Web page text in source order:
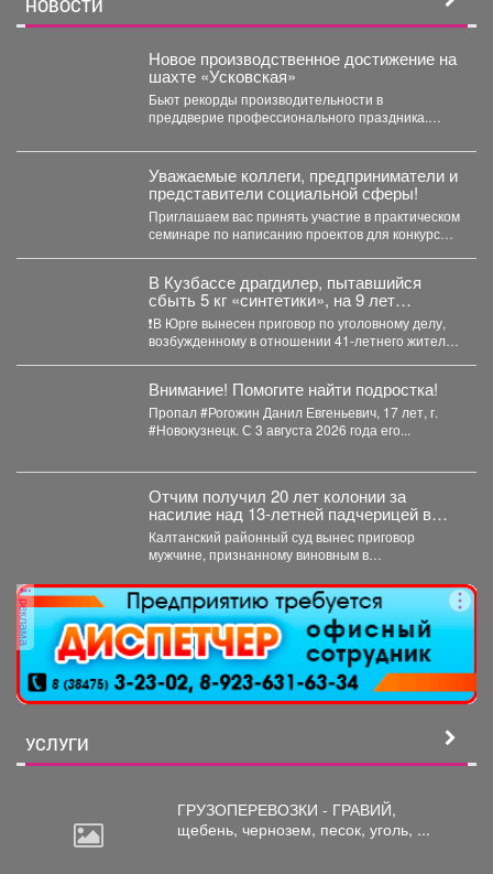
НОВОСТИ
Новое производственное достижение на
шахте «Усковская»
Бьют рекорды производительности в
преддверие профессионального праздника.
«Усковская» с разницей...
Уважаемые коллеги, предприниматели и
представители социальной сферы!
Приглашаем вас принять участие в практическом
семинаре по написанию проектов для конкурсов
В Кузбассе драгдилер, пытавшийся
сбыть 5 кг «синтетики», на 9 лет
отправится в колонию строгого режима
❗В Юрге вынесен приговор по уголовному делу,
возбужденному в отношении 41-летнего жителя
Внимание! Помогите найти подростка!
Пропал #Рогожин Данил Евгеньевич, 17 лет, г.
#Новокузнецк. С 3 августа 2026 года его...
Отчим получил 20 лет колонии за
насилие над 13‑летней падчерицей в
Кузбассе
Калтанский районный суд вынес приговор
мужчине, признанному виновным в
неприкосновенности малолетней девочки....
реклама
УСЛУГИ
ГРУЗОПЕРЕВОЗКИ - ГРАВИЙ,
щебень, чернозем, песок, уголь, ...